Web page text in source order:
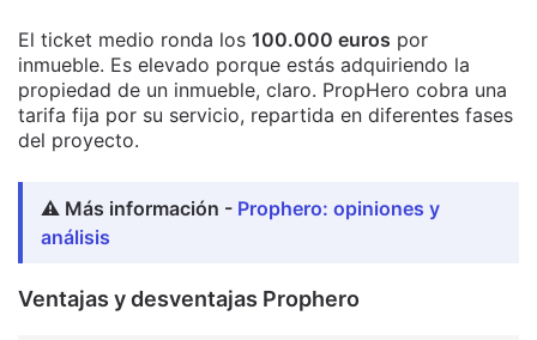
El ticket medio ronda los 100.000 euros por
inmueble. Es elevado porque estás adquiriendo la
propiedad de un inmueble, claro. PropHero cobra una
tarifa fija por su servicio, repartida en diferentes fases
del proyecto.
⚠️ Más información - Prophero: opiniones y
análisis
Ventajas y desventajas Prophero